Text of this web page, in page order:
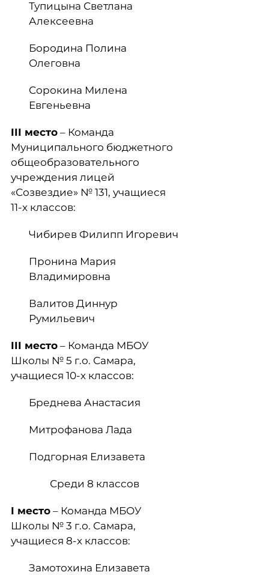
Тупицына Светлана
Алексеевна
Бородина Полина
Олеговна
Сорокина Милена
Евгеньевна
III место – Команда
Муниципального бюджетного
общеобразовательного
учреждения лицей
«Созвездие» № 131, учащиеся
11-х классов:
Чибирев Филипп Игоревич
Пронина Мария
Владимировна
Валитов Диннур
Румильевич
III место – Команда МБОУ
Школы № 5 г.о. Самара,
учащиеся 10-х классов:
Бреднева Анастасия
Митрофанова Лада
Подгорная Елизавета
Среди 8 классов
I место – Команда МБОУ
Школы № 3 г.о. Самара,
учащиеся 8-х классов:
Замотохина Елизавета